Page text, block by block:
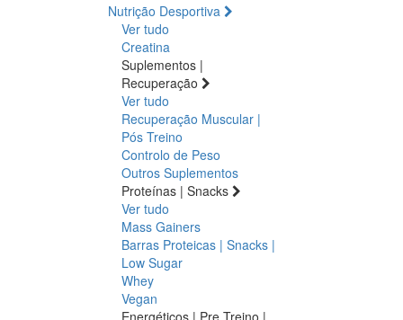
Nutrição Desportiva
Ver tudo
Creatina
Suplementos |
Recuperação
Ver tudo
Recuperação Muscular |
Pós Treino
Controlo de Peso
Outros Suplementos
Proteínas | Snacks
Ver tudo
Mass Gainers
Barras Proteicas | Snacks |
Low Sugar
Whey
Vegan
Energéticos | Pre Treino |